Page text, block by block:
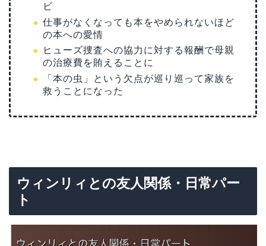
ビ
仕事がなくなっても本をやめられないほど
の本への愛情
ヒューズ捜査への協力に対する報酬で母親
の治療費を賄えることに
「本の虫」という欠点が巡り巡って家族を
救うことになった
ウィンリィとの友人関係・日常パー
ト